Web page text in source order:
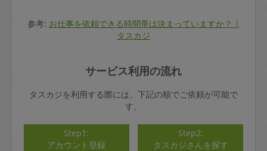
参考: お仕事を依頼できる時間帯は決まっていますか？ |
タスカジ
サービス利用の流れ
タスカジを利用する際には、下記の順でご依頼が可能で
す。
Step1:
アカウント登録
Step2:
タスカジさんを探す